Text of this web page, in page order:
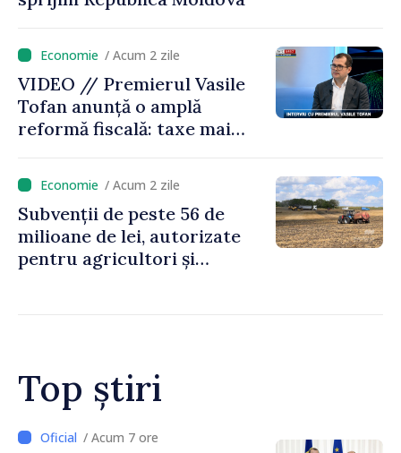
/ Acum 2 zile
VIDEO // Premierul Vasile
Tofan anunță o amplă
reformă fiscală: taxe mai
mari pentru bănci, tutun și
jocurile de noroc
/ Acum 2 zile
Subvenții de peste 56 de
milioane de lei, autorizate
pentru agricultori și
Top știri
ore / Acum 4 ore